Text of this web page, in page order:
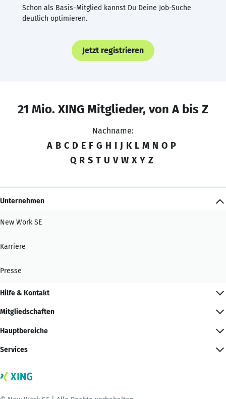
Schon als Basis-Mitglied kannst Du Deine Job-Suche
deutlich optimieren.
Jetzt registrieren
21 Mio. XING Mitglieder, von A bis Z
Nachname:
A B C D E F G H I J K L M N O P
Q R S T U V W X Y Z
Unternehmen
New Work SE
Karriere
Presse
Hilfe & Kontakt
Mitgliedschaften
Hauptbereiche
Services